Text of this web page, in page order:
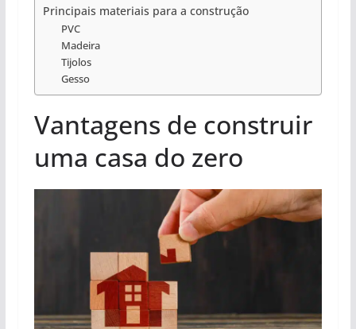
Principais materiais para a construção
PVC
Madeira
Tijolos
Gesso
Vantagens de construir
uma casa do zero